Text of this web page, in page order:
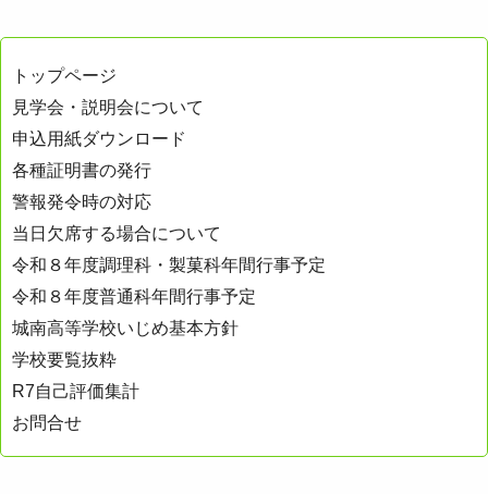
トップページ
見学会・説明会について
申込用紙ダウンロード
各種証明書の発行
警報発令時の対応
当日欠席する場合について
令和８年度調理科・製菓科年間行事予定
令和８年度普通科年間行事予定
城南高等学校いじめ基本方針
学校要覧抜粋
R7自己評価集計
お問合せ